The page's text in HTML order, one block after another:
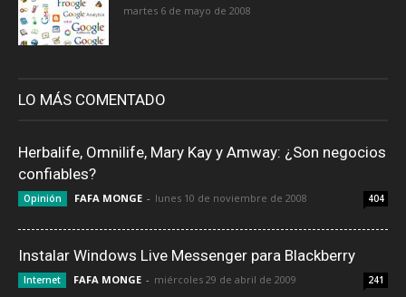
martes 6 de mayo de 2008
LO MÁS COMENTADO
Herbalife, Omnilife, Mary Kay y Amway: ¿Son negocios
confiables?
Opinión FAFA MONGE - lunes 10 de noviembre de 2008 404
Instalar Windows Live Messenger para Blackberry
Internet FAFA MONGE - miércoles 29 de abril de 2009 241